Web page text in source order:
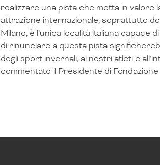
realizzare una pista che metta in valore
attrazione internazionale, soprattutto
Milano, è l’unica località italiana
di rinunciare a questa pista
degli sport invernali, ai nostri atleti e
commentato il Presidente di